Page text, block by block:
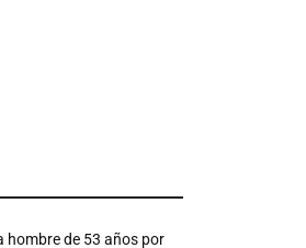
hombre de 53 años por